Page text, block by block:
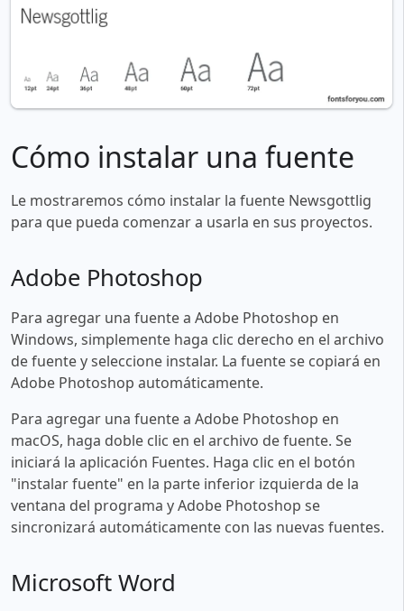
Cómo instalar una fuente
Le mostraremos cómo instalar la fuente Newsgottlig
para que pueda comenzar a usarla en sus proyectos.
Adobe Photoshop
Para agregar una fuente a Adobe Photoshop en
Windows, simplemente haga clic derecho en el archivo
de fuente y seleccione instalar. La fuente se copiará en
Adobe Photoshop automáticamente.
Para agregar una fuente a Adobe Photoshop en
macOS, haga doble clic en el archivo de fuente. Se
iniciará la aplicación Fuentes. Haga clic en el botón
"instalar fuente" en la parte inferior izquierda de la
ventana del programa y Adobe Photoshop se
sincronizará automáticamente con las nuevas fuentes.
Microsoft Word